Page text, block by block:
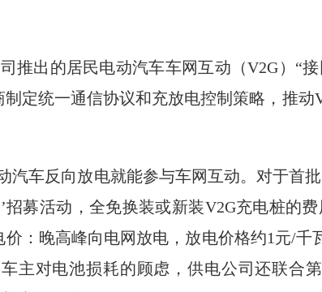
推出的居民电动汽车车网互动（V2G）“
定统一通信协议和充放电控制策略，推动
汽车反向放电就能参与车网互动。对于首
募活动，全免换装或新装V2G充电桩的
：晚高峰向电网放电，放电价格约1元/千
主对电池损耗的顾虑，供电公司还联合